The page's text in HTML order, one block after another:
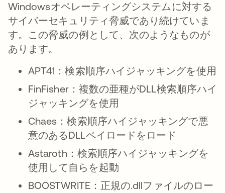
Windowsオペレーティングシステムに対する
サイバーセキュリティ脅威であり続けていま
す。この脅威の例として、次のようなものが
あります。
APT41：検索順序ハイジャッキングを使用
FinFisher：複数の亜種がDLL検索順序ハイ
ジャッキングを使用
Chaes：検索順序ハイジャッキングで悪
意のあるDLLペイロードをロード
Astaroth：検索順序ハイジャッキングを
使用して自らを起動
BOOSTWRITE：正規の.dllファイルのロー